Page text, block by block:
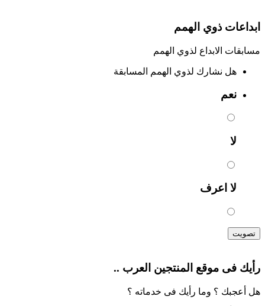
ابداعات ذوي الهمم
مسابقات الابداع لذوي الهمم
هل نشارك لذوي الهمم المسابقة
نعم
لا
لا اعرف
تصويت
رأيك فى موقع المنتجين العرب ..
هل أعجبك ؟ وما رأيك فى خدماته ؟